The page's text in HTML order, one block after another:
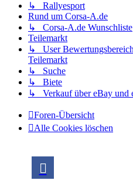
↳ Rallyesport
Rund um Corsa-A.de
↳ Corsa-A.de Wunschliste
Teilemarkt
↳ User
Teilemarkt
↳ Suche
↳ Biete
↳ Verkauf über eBay und
Foren-Übersicht
Alle Cookies löschen